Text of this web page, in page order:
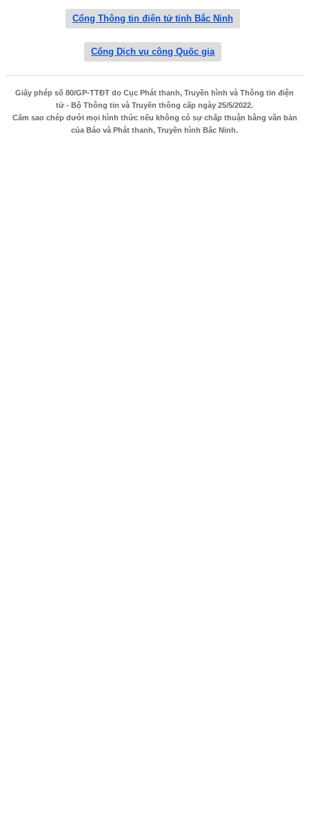
Cổng Thông tin điện tử tỉnh Bắc Ninh
Cổng Dịch vụ công Quốc gia
Giấy phép số 80/GP-TTĐT do Cục Phát thanh, Truyền hình và Thông tin điện
tử - Bộ Thông tin và Truyền thông cấp ngày 25/5/2022.
Cấm sao chép dưới mọi hình thức nếu không có sự chấp thuận bằng văn bản
của Báo và Phát thanh, Truyền hình Bắc Ninh.